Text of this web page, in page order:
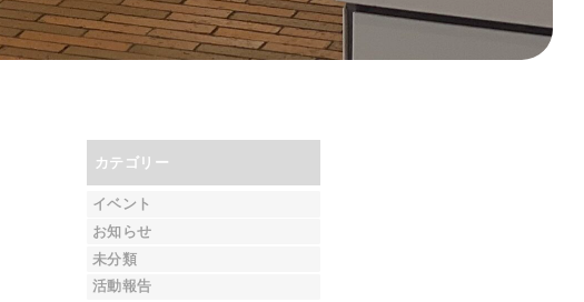
カテゴリー
イベント
お知らせ
未分類
活動報告